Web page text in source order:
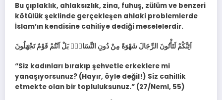
Bu çıplaklık, ahlaksızlık, zina, fuhuş, zülüm ve benzeri
kötülük şeklinde gerçekleşen ahlaki problemlerde
İslam’ın kendisine cahiliye dediği meselelerdir.
اَئِنَّكُمْ لَتَأْتُونَ الرِّجَالَ شَهْوَةً مِنْ دُونِ النِّسَٓاءِۜ بَلْ اَنْتُمْ قَوْمٌ تَجْهَلُونَ
“Siz kadınları bırakıp şehvetle erkeklere mi
yanaşıyorsunuz? (Hayır, öyle değil!) Siz cahillik
etmekte olan bir topluluksunuz.” (27/Neml, 55)